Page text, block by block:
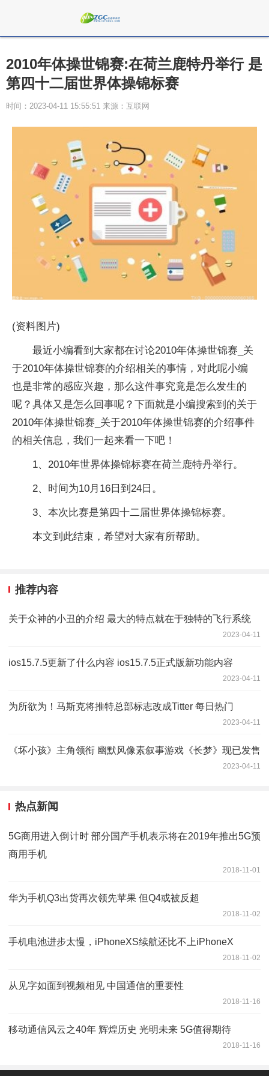
2010年体操世锦赛:在荷兰鹿特丹举行 是
第四十二届世界体操锦标赛
时间：2023-04-11 15:55:51 来源：互联网
(资料图片)
最近小编看到大家都在讨论2010年体操世锦赛_关
于2010年体操世锦赛的介绍相关的事情，对此呢小编
也是非常的感应兴趣，那么这件事究竟是怎么发生的
呢？具体又是怎么回事呢？下面就是小编搜索到的关于
2010年体操世锦赛_关于2010年体操世锦赛的介绍事件
的相关信息，我们一起来看一下吧！
1、2010年世界体操锦标赛在荷兰鹿特丹举行。
2、时间为10月16日到24日。
3、本次比赛是第四十二届世界体操锦标赛。
本文到此结束，希望对大家有所帮助。
推荐内容
关于众神的小丑的介绍 最大的特点就在于独特的飞行系统
2023-04-11
ios15.7.5更新了什么内容 ios15.7.5正式版新功能内容
2023-04-11
为所欲为！马斯克将推特总部标志改成Titter 每日热门
2023-04-11
《坏小孩》主角领衔 幽默风像素叙事游戏《长梦》现已发售
2023-04-11
热点新闻
5G商用进入倒计时 部分国产手机表示将在2019年推出5G预
商用手机
2018-11-01
华为手机Q3出货再次领先苹果 但Q4或被反超
2018-11-02
手机电池进步太慢，iPhoneXS续航还比不上iPhoneX
2018-11-02
从见字如面到视频相见 中国通信的重要性
2018-11-16
移动通信风云之40年 辉煌历史 光明未来 5G值得期待
2018-11-16